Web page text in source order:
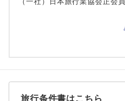
旅行条件書はこちら